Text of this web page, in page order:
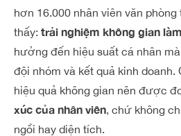
hơn 16.000 nhân viên văn
thấy: trải nghiệm không gian
hưởng đến hiệu suất cá nhân
đội nhóm và kết quả kinh doanh.
hiệu quả không gian nên được
xúc của nhân viên , chứ không
ngồi hay diện tích.